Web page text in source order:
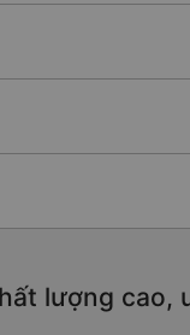
lượng cao,